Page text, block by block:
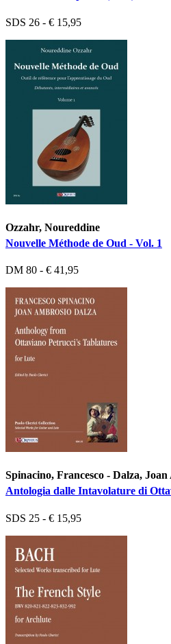
SDS 26 - € 15,95
Ozzahr, Noureddine
Nouvelle Méthode de Oud - Vol. 1
DM 80 - € 41,95
Spinacino, Francesco - Dalza,
Antologia dalle Intavolature di
SDS 25 - € 15,95